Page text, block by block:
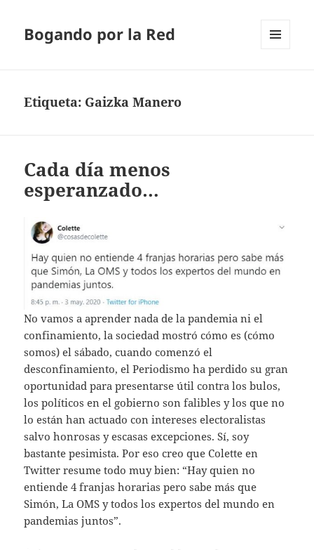
Bogando por la Red
Etiqueta: Gaizka Manero
Cada día menos
esperanzado…
No vamos a aprender nada de la pandemia ni el
confinamiento, la sociedad mostró cómo es (cómo
somos) el sábado, cuando comenzó el
desconfinamiento, el Periodismo ha perdido su gran
oportunidad para presentarse útil contra los bulos,
los políticos en el gobierno son falibles y los que no
lo están han actuado con intereses electoralistas
salvo honrosas y escasas excepciones. Sí, soy
bastante pesimista. Por eso creo que Colette en
Twitter resume todo muy bien: “Hay quien no
entiende 4 franjas horarias pero sabe más que
Simón, La OMS y todos los expertos del mundo en
pandemias juntos”.